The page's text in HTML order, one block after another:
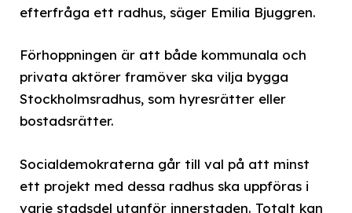
efterfråga ett radhus, säger Emilia Bjuggren.
Förhoppningen är att både kommunala och
privata aktörer framöver ska vilja bygga
Stockholmsradhus, som hyresrätter eller
bostadsrätter.
Socialdemokraterna går till val på att minst
ett projekt med dessa radhus ska uppföras i
varje stadsdel utanför innerstaden. Totalt kan